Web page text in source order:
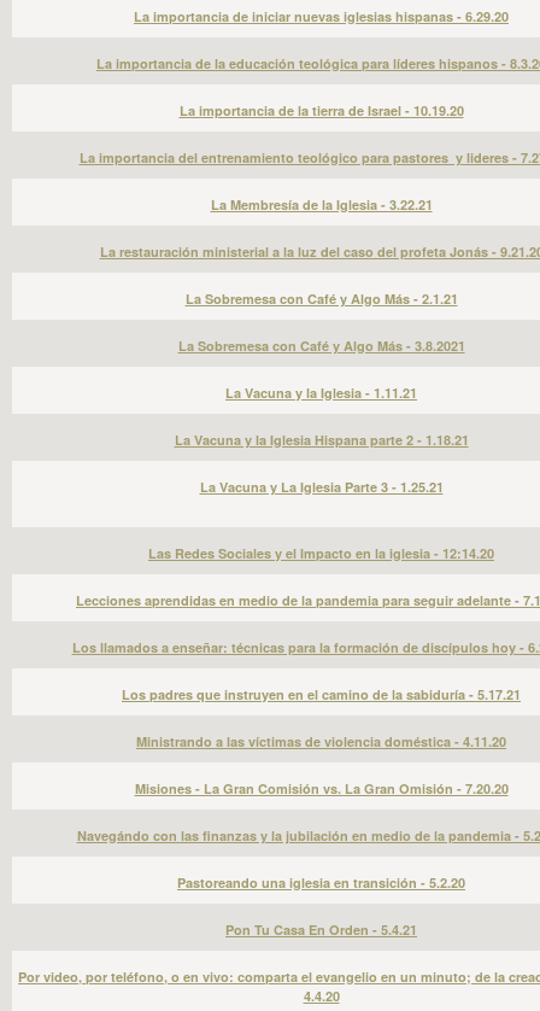
La importancia de iniciar nuevas iglesias hispanas - 6.29.20
La importancia de la educación teológica para líderes hispanos -
La importancia de la tierra de Israel - 10.19.20
La importancia del entrenamiento teológico para pastores y lideres -
La Membresía de la Iglesia - 3.22.21
La restauración ministerial a la luz del caso del profeta Jonás -
La Sobremesa con Café y Algo Más - 2.1.21
La Sobremesa con Café y Algo Más - 3.8.2021
La Vacuna y la Iglesia - 1.11.21
La Vacuna y la Iglesia Hispana parte 2 - 1.18.21
La Vacuna y La Iglesia Parte 3 - 1.25.21
Las Redes Sociales y el Impacto en la iglesia - 12:14.20
Lecciones aprendidas en medio de la pandemia para seguir adelante -
Los llamados a enseñar: técnicas para la formación de discípulos hoy -
Los padres que instruyen en el camino de la sabiduría - 5.17.21
Ministrando a las víctimas de violencia doméstica - 4.11.20
Misiones - La Gran Comisión vs. La Gran Omisión - 7.20.20
Navegándo con las finanzas y la jubilación en medio de la pandemia -
Pastoreando una iglesia en transición - 5.2.20
Pon Tu Casa En Orden - 5.4.21
Por video, por teléfono, o en vivo: comparta el evangelio en un minuto; de la
4.4.20